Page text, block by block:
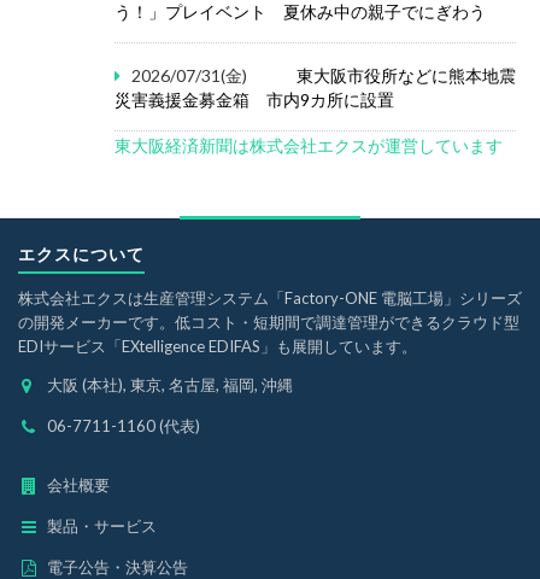
う！」プレイベント 夏休み中の親子でにぎわう
2026/07/31(金)
東大阪市役所などに熊本地震
災害義援金募金箱 市内9カ所に設置
東大阪経済新聞は株式会社エクスが運営しています
エクスについて
株式会社エクスは生産管理システム「Factory-ONE 電脳工場」シリーズ
の開発メーカーです。低コスト・短期間で調達管理ができるクラウド型
EDIサービス「EXtelligence EDIFAS」も展開しています。
大阪 (本社), 東京, 名古屋, 福岡, 沖縄
06-7711-1160 (代表)
会社概要
製品・サービス
電子公告・決算公告